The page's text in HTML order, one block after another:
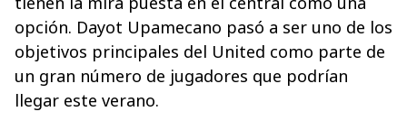
opción. Dayot Upamecano pasó a ser uno de los
objetivos principales del United como parte de
un gran número de jugadores que podrían
llegar este verano.